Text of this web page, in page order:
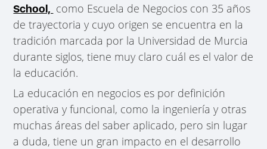
School, como Escuela de Negocios con 35 años
de trayectoria y cuyo origen se encuentra en la
tradición marcada por la Universidad de Murcia
durante siglos, tiene muy claro cuál es el valor de
la educación.
La educación en negocios es por definición
operativa y funcional, como la ingeniería y otras
muchas áreas del saber aplicado, pero sin lugar
a duda, tiene un gran impacto en el desarrollo